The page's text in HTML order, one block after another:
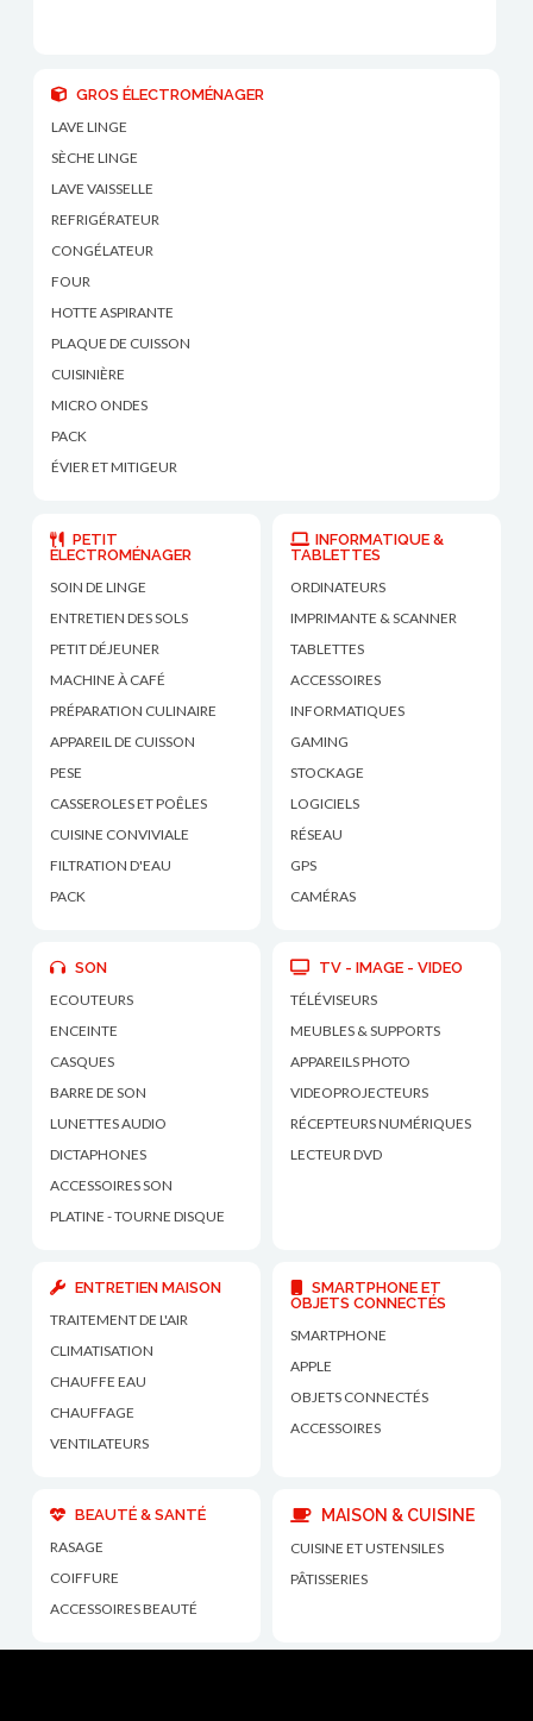
GROS ÉLECTROMÉNAGER
LAVE LINGE
SÈCHE LINGE
LAVE VAISSELLE
REFRIGÉRATEUR
CONGÉLATEUR
FOUR
HOTTE ASPIRANTE
PLAQUE DE CUISSON
CUISINIÈRE
MICRO ONDES
PACK
ÉVIER ET MITIGEUR
PETIT
ÉLECTROMÉNAGER
SOIN DE LINGE
ENTRETIEN DES SOLS
PETIT DÉJEUNER
MACHINE À CAFÉ
PRÉPARATION CULINAIRE
APPAREIL DE CUISSON
PESE
CASSEROLES ET POÊLES
CUISINE CONVIVIALE
FILTRATION D'EAU
PACK
INFORMATIQUE &
TABLETTES
ORDINATEURS
IMPRIMANTE & SCANNER
TABLETTES
ACCESSOIRES
INFORMATIQUES
GAMING
STOCKAGE
LOGICIELS
RÉSEAU
GPS
CAMÉRAS
SON
ECOUTEURS
ENCEINTE
CASQUES
BARRE DE SON
LUNETTES AUDIO
DICTAPHONES
ACCESSOIRES SON
PLATINE - TOURNE DISQUE
TV - IMAGE - VIDEO
TÉLÉVISEURS
MEUBLES & SUPPORTS
APPAREILS PHOTO
VIDEOPROJECTEURS
RÉCEPTEURS NUMÉRIQUES
LECTEUR DVD
ENTRETIEN MAISON
TRAITEMENT DE L'AIR
CLIMATISATION
CHAUFFE EAU
CHAUFFAGE
VENTILATEURS
SMARTPHONE ET
OBJETS CONNECTÉS
SMARTPHONE
APPLE
OBJETS CONNECTÉS
ACCESSOIRES
BEAUTÉ & SANTÉ
RASAGE
COIFFURE
ACCESSOIRES BEAUTÉ
MAISON & CUISINE
CUISINE ET USTENSILES
PÂTISSERIES